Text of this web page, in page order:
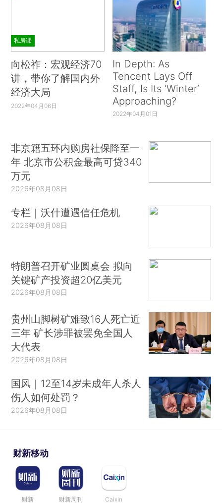
私房课
向松祚：宏观经济70
讲，带你了解国内外
经济大局
2022年04月06日
In Depth: As
Tencent Lays Off
Staff, Is Its ‘Winter’
Approaching?
2022年04月01日
非京籍五环内购房社保降至一
年 北京市公积金最高可贷340
万元
2026年08月08日
专栏｜沃什遭遇信任危机
2026年08月08日
特朗普召开矿业圆桌会 拟向
关键矿产投资超20亿美元
2026年08月08日
贵州山脚树矿难致16人死亡近
三年 矿长涉罪被罢免全国人
大代表
2026年08月08日
国风｜12至14岁未成年人杀人
伤人如何处罚？
2026年08月08日
财新移动
财新 财新周刊 Caixin